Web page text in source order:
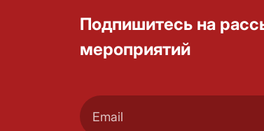
Подпишитесь на
мероприятий